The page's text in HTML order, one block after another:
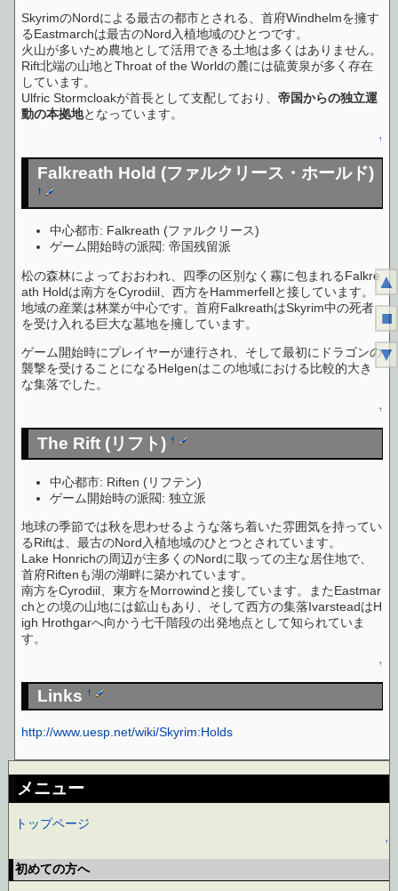
SkyrimのNordによる最古の都市とされる、首府Windhelmを擁す
るEastmarchは最古のNord入植地域のひとつです。
火山が多いため農地として活用できる土地は多くはありません。
Rift北端の山地とThroat of the Worldの麓には硫黄泉が多く存在
しています。
Ulfric Stormcloakが首長として支配しており、帝国からの独立運
動の本拠地となっています。
↑
Falkreath Hold (ファルクリース・ホールド)
†
中心都市: Falkreath (ファルクリース)
ゲーム開始時の派閥: 帝国残留派
松の森林によっておおわれ、四季の区別なく霧に包まれるFalkre
ath Holdは南方をCyrodiil、西方をHammerfellと接しています。
地域の産業は林業が中心です。首府FalkreathはSkyrim中の死者
を受け入れる巨大な墓地を擁しています。
ゲーム開始時にプレイヤーが連行され、そして最初にドラゴンの
襲撃を受けることになるHelgenはこの地域における比較的大き
な集落でした。
↑
The Rift (リフト)†
中心都市: Riften (リフテン)
ゲーム開始時の派閥: 独立派
地球の季節では秋を思わせるような落ち着いた雰囲気を持ってい
るRiftは、最古のNord入植地域のひとつとされています。
Lake Honrichの周辺が主多くのNordに取っての主な居住地で、
首府Riftenも湖の湖畔に築かれています。
南方をCyrodiil、東方をMorrowindと接しています。またEastmar
chとの境の山地には鉱山もあり、そして西方の集落IvarsteadはH
igh Hrothgarへ向かう七千階段の出発地点として知られていま
す。
↑
Links†
http://www.uesp.net/wiki/Skyrim:Holds
メニュー
トップページ
↑
初めての方へ
▲
■
▼